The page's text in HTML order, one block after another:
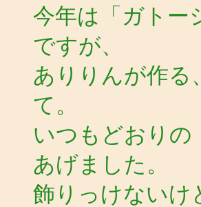
今年は「ガトー
ですが、
ありりんが作る
て。
いつもどおりの
あげました。
飾りっけないけ